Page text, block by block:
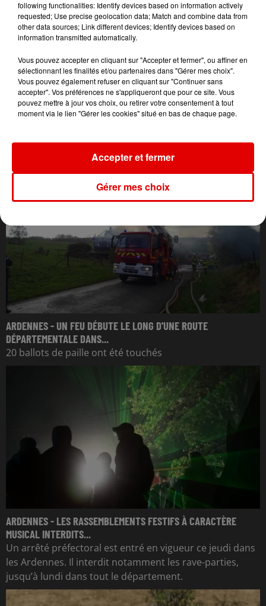
L'ACTU DES ARDENNES
ARDENNES - UN FEU DÉBUTE LE LONG D'UNE ROUTE
DÉPARTEMENTALE DANS...
20 ballots de paille ont été touchés
ARDENNES - LES RASSEMBLEMENTS FESTIFS À CARACTÈRE
MUSICAL INTERDITS...
Un arrêté préfectoral est entré en vigueur ce jeudi dans
les Ardennes. Il interdit notamment les rave-parties,
jusqu’à lundi dans tout le département.
following functionalities: Identify devices based on information actively
requested; Use precise geolocation data; Match and combine data from
other data sources; Link different devices; Identify devices based on
information transmitted automatically.
Vous pouvez accepter en cliquant sur "Accepter et fermer", ou affiner en
sélectionnant les finalités et/ou partenaires dans "Gérer mes choix".
Vous pouvez également refuser en cliquant sur "Continuer sans
accepter". Vos préférences ne s'appliqueront que pour ce site. Vous
pouvez mettre à jour vos choix, ou retirer votre consentement à tout
moment via le lien "Gérer les cookies" situé en bas de chaque page.
Gérer mes choix
Accepter et fermer